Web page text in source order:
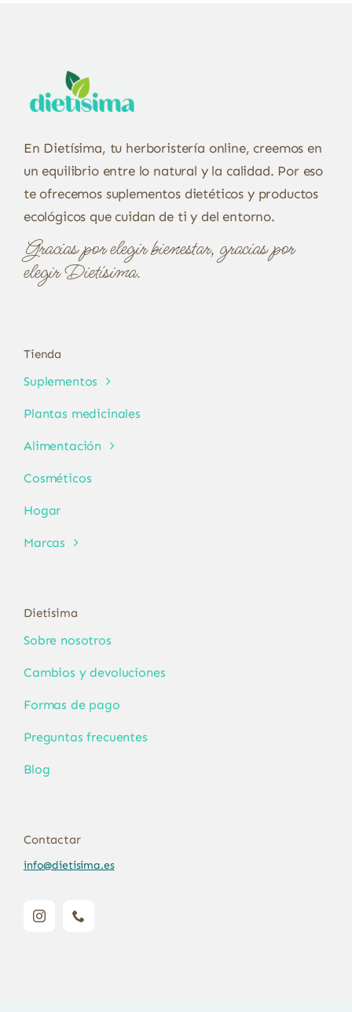
En Dietísima, tu herboristería online, creemos en
un equilibrio entre lo natural y la calidad. Por eso
te ofrecemos suplementos dietéticos y productos
ecológicos que cuidan de ti y del entorno.
Gracias por elegir bienestar, gracias por
elegir Dietísima.
Tienda
Suplementos
Plantas medicinales
Alimentación
Cosméticos
Hogar
Marcas
Dietisima
Sobre nosotros
Cambios y devoluciones
Formas de pago
Preguntas frecuentes
Blog
Contactar
info@dietisima.es